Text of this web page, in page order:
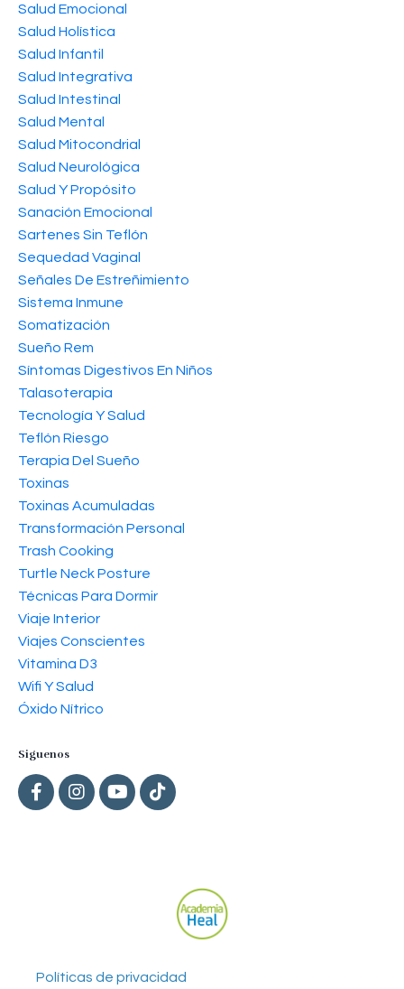
Salud Emocional
Salud Holística
Salud Infantil
Salud Integrativa
Salud Intestinal
Salud Mental
Salud Mitocondrial
Salud Neurológica
Salud Y Propósito
Sanación Emocional
Sartenes Sin Teflón
Sequedad Vaginal
Señales De Estreñimiento
Sistema Inmune
Somatización
Sueño Rem
Síntomas Digestivos En Niños
Talasoterapia
Tecnología Y Salud
Teflón Riesgo
Terapia Del Sueño
Toxinas
Toxinas Acumuladas
Transformación Personal
Trash Cooking
Turtle Neck Posture
Técnicas Para Dormir
Viaje Interior
Viajes Conscientes
Vitamina D3
Wifi Y Salud
Óxido Nítrico
Siguenos
Políticas de privacidad